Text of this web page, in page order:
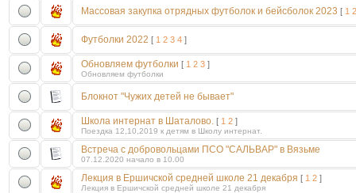
Массовая закупка отрядных футболок и бейсболок 2023 [ 1 2
Футболки 2022 [ 1 2 3 4 ]
Обновляем футболки [ 1 2 3 ]
Обновляем футболки
Блокнот "Чужих детей не бывает"
Школа интернат в Шаталово. [ 1 2 ]
Поездка 12,10,2019 к детям в Школу интернат.
Встреча с добровольцами ПСО "САЛЬВАР" в Вязьме
07.12.2020 начало в 10.00
Лекция в Ершичской средней школе 21 декабря [ 1 2 ]
Лекция в Ершичской средней школе 21 декабря